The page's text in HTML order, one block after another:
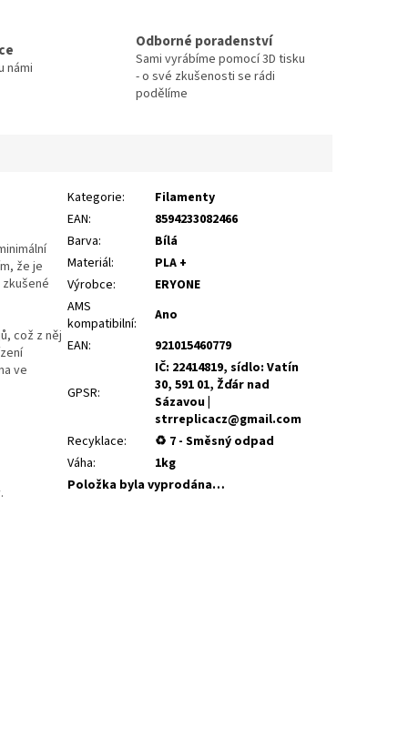
námi
Odborné poradenství
Sami vyrábíme pomocí 3D tisku
- o své zkušenosti se rádi
podělíme
že je
což z něj
ve
Kategorie:
Filamenty
EAN:
8594233082466
Barva:
Bílá
Materiál:
PLA +
Výrobce:
ERYONE
AMS
kompatibilní:
Ano
EAN: 921015460779
GPSR:
IČ: 22414819, sídlo: Vatín
30, 591 01, Žďár nad
Sázavou |
strreplicacz@gmail.com
Recyklace:
♻ 7 - Směsný odpad
Váha:
1kg
Položka byla vyprodána…